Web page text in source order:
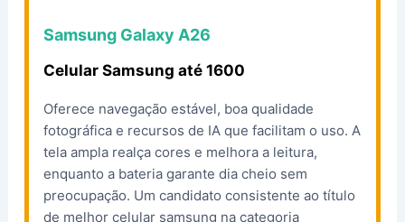
Samsung Galaxy A26
Celular Samsung até 1600
Oferece navegação estável, boa qualidade
fotográfica e recursos de IA que facilitam o uso. A
tela ampla realça cores e melhora a leitura,
enquanto a bateria garante dia cheio sem
preocupação. Um candidato consistente ao título
de melhor celular samsung na categoria